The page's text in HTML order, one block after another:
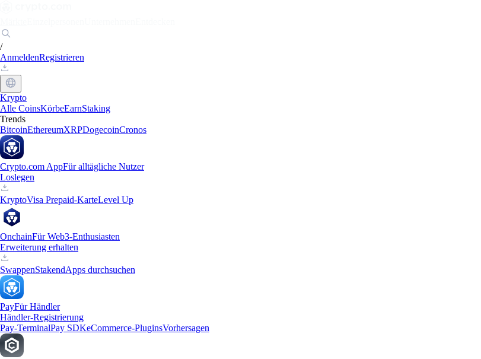
/
AnmeldenRegistrieren
Krypto
Alle CoinsKörbeEarnStaking
Trends
BitcoinEthereumXRPDogecoinCronos
Crypto.com AppFür alltägliche Nutzer
Loslegen
KryptoVisa Prepaid-KarteLevel Up
OnchainFür Web3-Enthusiasten
Erweiterung erhalten
SwappenStakendApps durchsuchen
PayFür Händler
Händler-Registrierung
Pay-TerminalPay SDKeCommerce-PluginsVorhersagen